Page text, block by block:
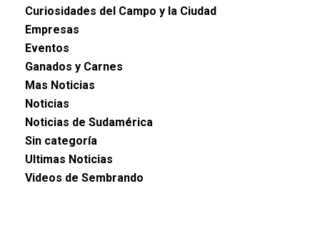
Curiosidades del Campo y la Ciudad
Empresas
Eventos
Ganados y Carnes
Mas Noticias
Noticias
Noticias de Sudamérica
Sin categoría
Ultimas Noticias
Videos de Sembrando